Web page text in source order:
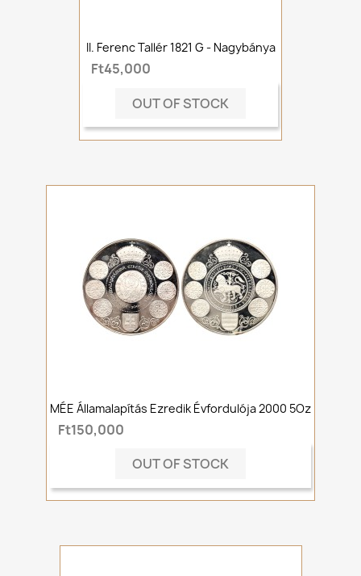
II. Ferenc Tallér 1821 G - Nagybánya
Ft45,000
OUT OF STOCK
MÉE Államalapítás Ezredik Évfordulója 2000 5Oz
Ft150,000
OUT OF STOCK